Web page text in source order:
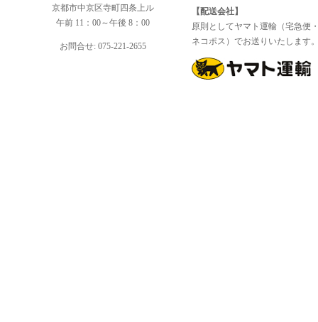
京都市中京区寺町四条上ル
午前 11：00～午後 8：00
お問合せ: 075-221-2655
【配送会社】
原則としてヤマト運輸（宅急便
ネコポス）でお送りいたします